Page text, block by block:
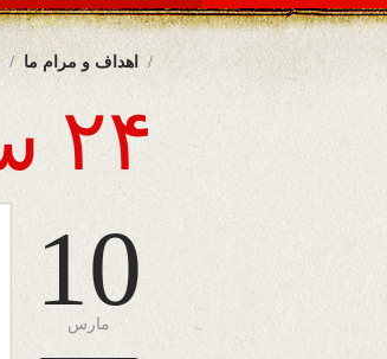
اهداف و مرام ما
۲۴ ساعت
10
مارس